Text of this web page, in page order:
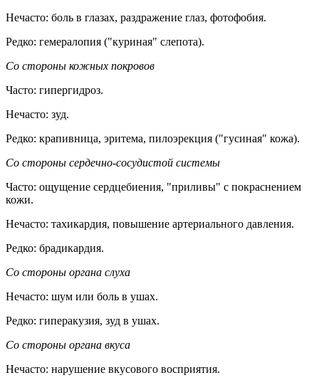
Нечасто: боль в глазах, раздражение глаз, фотофобия.
Редко: гемералопия ("куриная" слепота).
Со стороны кожных покровов
Часто: гипергидроз.
Нечасто: зуд.
Редко: крапивница, эритема, пилоэрекция ("гусиная" кожа).
Со стороны сердечно-сосудистой системы
Часто: ощущение сердцебиения, "приливы" с покраснением
кожи.
Нечасто: тахикардия, повышение артериального давления.
Редко: брадикардия.
Со стороны органа слуха
Нечасто: шум или боль в ушах.
Редко: гиперакузия, зуд в ушах.
Со стороны органа вкуса
Нечасто: нарушение вкусового восприятия.